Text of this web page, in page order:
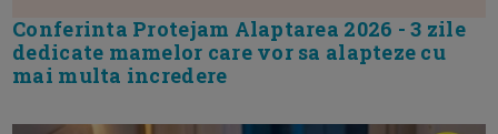
Conferinta Protejam Alaptarea 2026 - 3 zile
dedicate mamelor care vor sa alapteze cu
mai multa incredere